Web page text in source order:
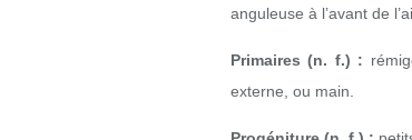
anguleuse à l’avant de
Primaires (n. f.) :
externe, ou main.